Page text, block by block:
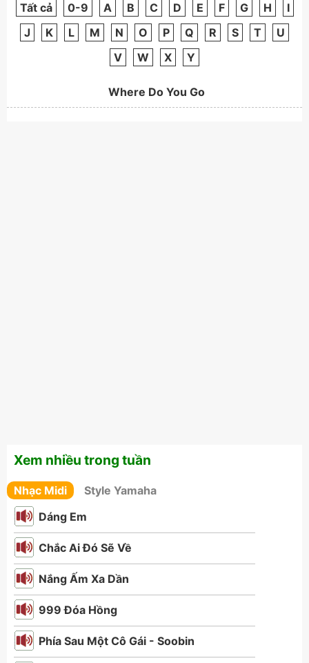
Tất cả 0-9 A B C D E F G H
I
J
K L M N O P Q R S T
U
V
W X Y
Where Do You Go
Xem nhiều trong tuần
Nhạc Midi
Style Yamaha
Dáng Em
Chắc Ai Đó Sẽ Về
Nắng Ấm Xa Dần
999 Đóa Hồng
Phía Sau Một Cô Gái - Soobin